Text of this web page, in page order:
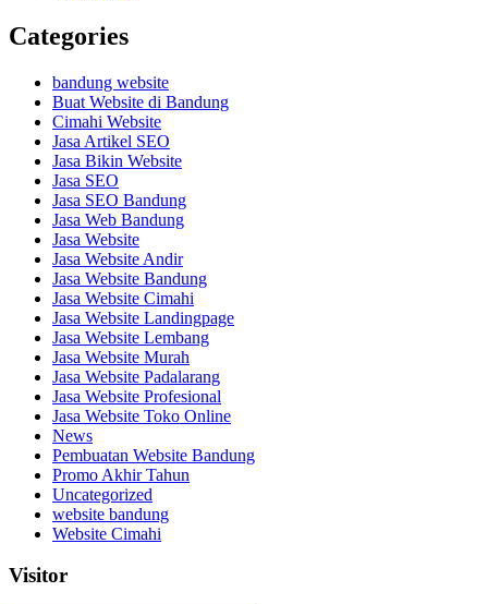
Categories
bandung website
Buat Website di Bandung
Cimahi Website
Jasa Artikel SEO
Jasa Bikin Website
Jasa SEO
Jasa SEO Bandung
Jasa Web Bandung
Jasa Website
Jasa Website Andir
Jasa Website Bandung
Jasa Website Cimahi
Jasa Website Landingpage
Jasa Website Lembang
Jasa Website Murah
Jasa Website Padalarang
Jasa Website Profesional
Jasa Website Toko Online
News
Pembuatan Website Bandung
Promo Akhir Tahun
Uncategorized
website bandung
Website Cimahi
Visitor